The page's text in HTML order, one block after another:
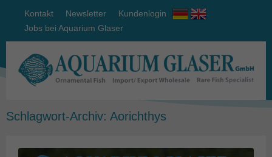
Kontakt Newsletter
Kundenlogin
Jobs bei Aquarium Glaser
Schlagwort-Archiv: Aorichthys